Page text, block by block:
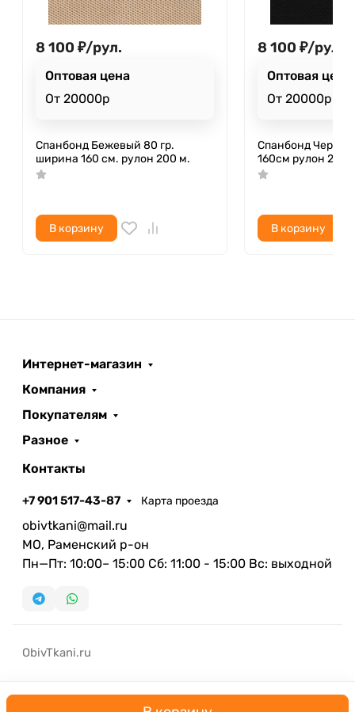
8 100 ₽/рул.
Оптовая цена
От 20000р
Спанбонд Бежевый 80 гр.
ширина 160 см. рулон 200 м.
В корзину
8 100 ₽/рул.
Оптовая цена
От 20000р
Спанбонд
160см рулон 200м
В корзину
Интернет-магазин
Компания
Покупателям
Разное
Контакты
+7 901 517-43-87 Карта проезда
obivtkani@mail.ru
МО, Раменский р-он
Пн—Пт: 10:00– 15:00 Сб: 11:00 - 15:00 Вс: выходной
ObivTkani.ru